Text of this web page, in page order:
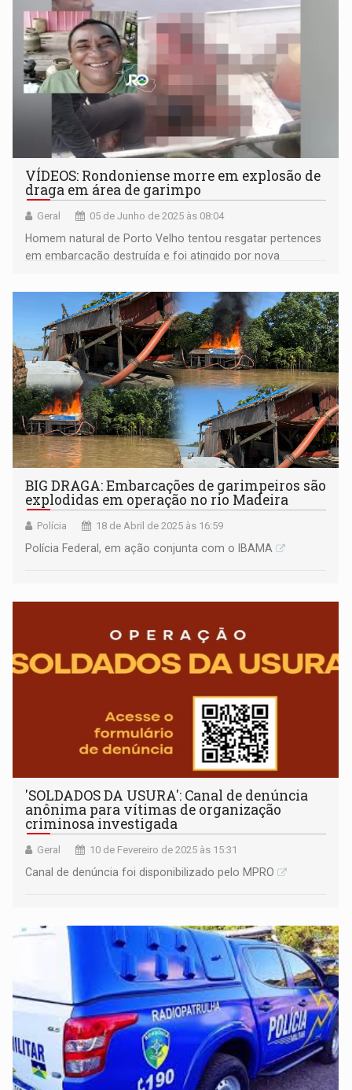
VÍDEOS: Rondoniense morre em explosão de
draga em área de garimpo
Geral 05 de Junho de 2025 às 08:04
Homem natural de Porto Velho tentou resgatar pertences
em embarcação destruída e foi atingido por nova
BIG DRAGA: Embarcações de garimpeiros são
explodidas em operação no rio Madeira
Polícia 18 de Abril de 2025 às 16:59
Polícia Federal, em ação conjunta com o IBAMA
'SOLDADOS DA USURA': Canal de denúncia
anônima para vítimas de organização
criminosa investigada
Geral 10 de Fevereiro de 2025 às 15:31
Canal de denúncia foi disponibilizado pelo MPRO